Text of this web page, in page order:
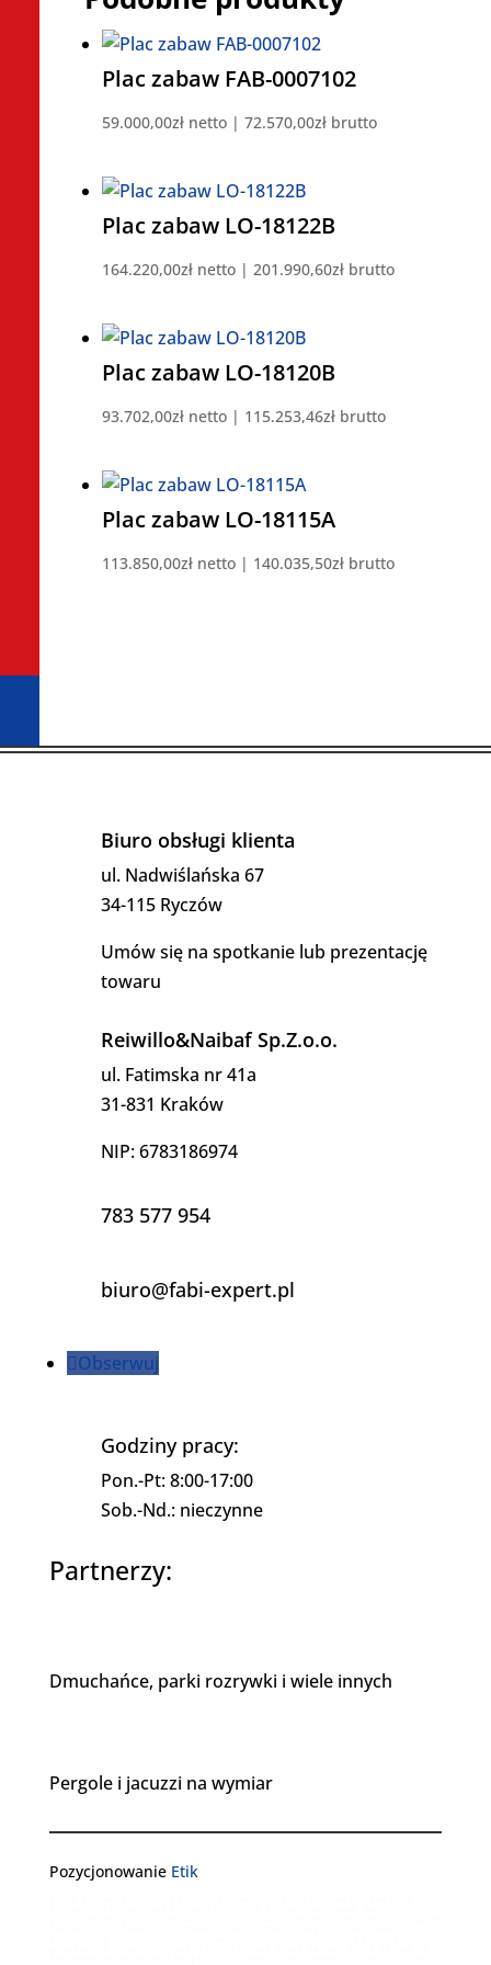
Plac zabaw FAB-0007102
59.000,00zł netto |72.570,00zł brutto
Plac zabaw LO-18122B
164.220,00zł netto |201.990,60zł brutto
Plac zabaw LO-18120B
93.702,00zł netto | 115.253,46zł brutto
Plac zabaw LO-18115A
113.850,00zł netto | 140.035,50zł brutto
Biuro obsługi klienta
ul. Nadwiślańska 67
34-115 Ryczów
Umów się na spotkanie lub prezentację
towaru
Reiwillo&Naibaf Sp.Z.o.o.
ul. Fatimska nr 41a
31-831 Kraków
NIP: 6783186974
783 577 954
biuro@fabi-expert.pl
Obserwuj
Godziny pracy:
Pon.-Pt: 8:00-17:00
Sob.-Nd.: nieczynne
Partnerzy:
Dmuchańce, parki rozrywki i wiele innych
Pergole i jacuzzi na wymiar
PozycjonowanieEtik